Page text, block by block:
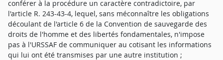
conférer à la procédure un caractère contradictoire, par
l'article R. 243-43-4, lequel, sans méconnaître les obligations
découlant de l'article 6 de la Convention de sauvegarde des
droits de l'homme et des libertés fondamentales, n'impose
pas à l'URSSAF de communiquer au cotisant les informations
qui lui ont été transmises par une autre institution ;